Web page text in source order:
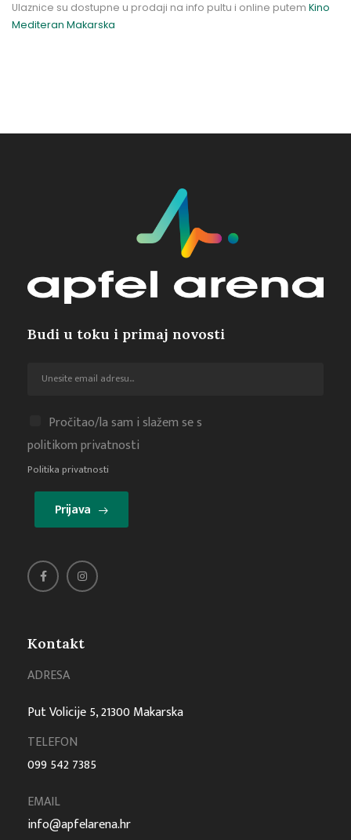
Ulaznice su dostupne u prodaji na info pultu i online putem Kino
Mediteran Makarska
Kontakt
ADRESA
Put Volicije 5, 21300 Makarska
TELEFON
099 542 7385
EMAIL
info@apfelarena.hr
Budi u toku i primaj novosti
Pročitao/la sam i slažem se s
politikom privatnosti
Politika privatnosti
Prijava